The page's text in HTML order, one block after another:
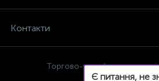
Контакти
Торгово-виробнича
© 2003 - 2021
Є питання, не